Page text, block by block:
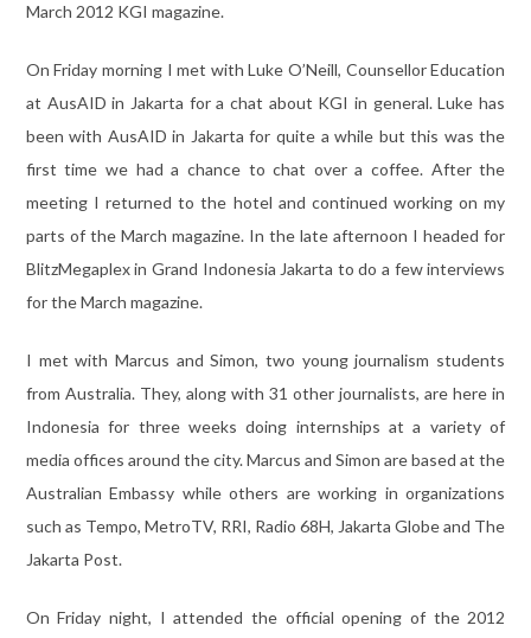
March 2012 KGI magazine.
On Friday morning I met with Luke O’Neill, Counsellor Education
at AusAID in Jakarta for a chat about KGI in general. Luke has
been with AusAID in Jakarta for quite a while but this was the
first time we had a chance to chat over a coffee. After the
meeting I returned to the hotel and continued working on my
parts of the March magazine. In the late afternoon I headed for
BlitzMegaplex in Grand Indonesia Jakarta to do a few interviews
for the March magazine.
I met with Marcus and Simon, two young journalism students
from Australia. They, along with 31 other journalists, are here in
Indonesia for three weeks doing internships at a variety of
media offices around the city. Marcus and Simon are based at the
Australian Embassy while others are working in organizations
such as Tempo, MetroTV, RRI, Radio 68H, Jakarta Globe and The
Jakarta Post.
On Friday night, I attended the official opening of the 2012